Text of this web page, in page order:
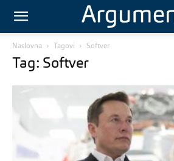
Naslovna Tagovi Softver
Tag: Softver